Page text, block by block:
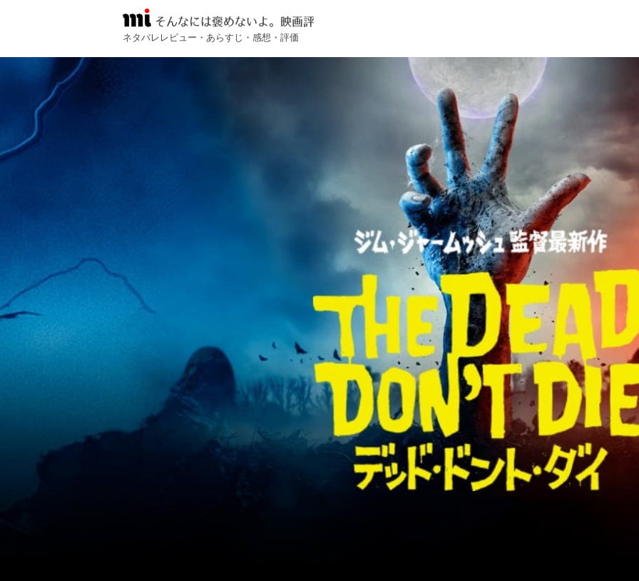
そんなには褒めないよ。映画評
ネタバレレビュー・あらすじ・感想・評価